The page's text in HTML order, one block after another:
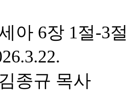
아 6장 1절-3절
종규 목사